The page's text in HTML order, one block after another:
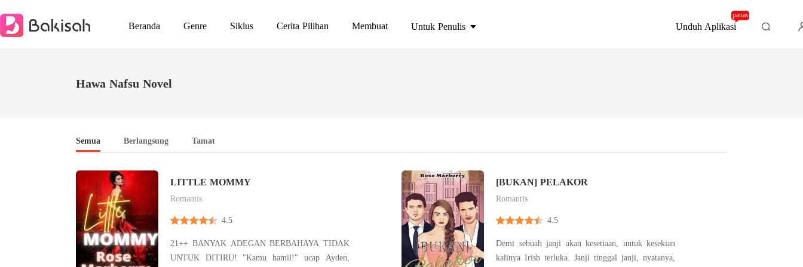
Beranda Genre Siklus Cerita Pilihan Membuat Untuk Penulis Unduh Aplikasi
panas
Hawa Nafsu Novel
Semua Berlangsung Tamat
LITTLE MOMMY
Romantis
4.5
21++ BANYAK ADEGAN BERBAHAYA TIDAK
UNTUK DITIRU! "Kamu hamil!" ucap Ayden,
[BUKAN] PELAKOR
Romantis
4.5
Demi sebuah janji akan kesetiaan, untuk kesekian
kalinya Irish terluka. Janji tinggal janji, nyatanya,